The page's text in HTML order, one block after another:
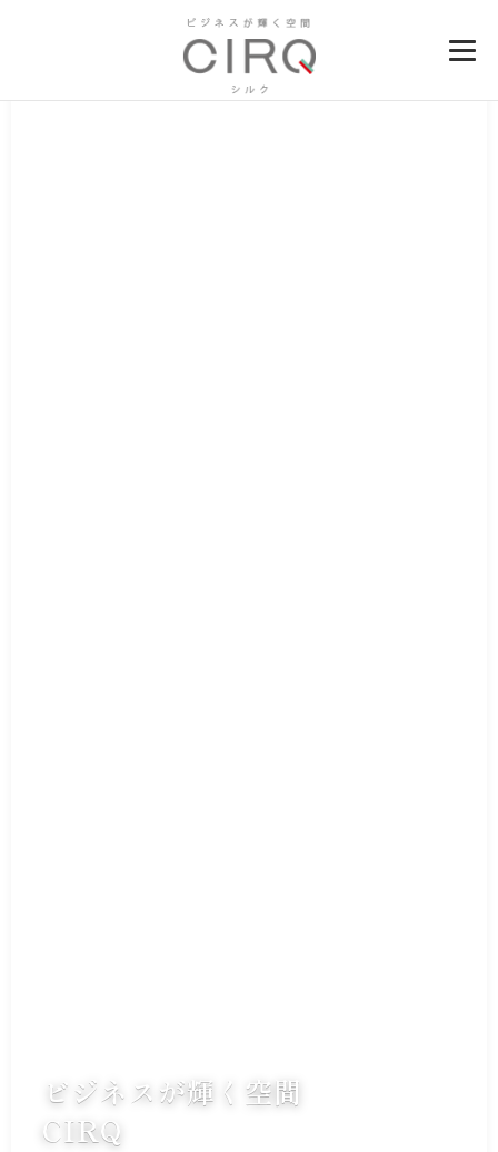
ビジネスが輝く空間
CIRQ